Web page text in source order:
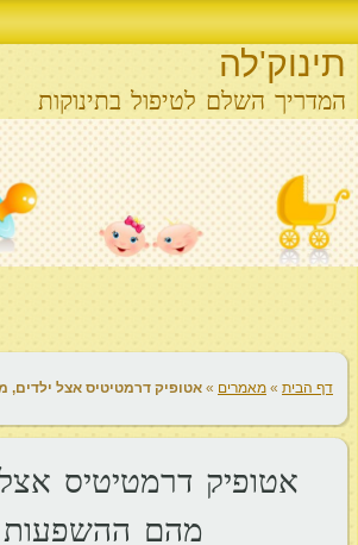
תינוק'לה
המדריך השלם לטיפול בתינוקות
דף הבית » מאמרים » אטופיק דרמטיטיס אצל
אטופיק דרמטיטיס
מהם ההשפעות